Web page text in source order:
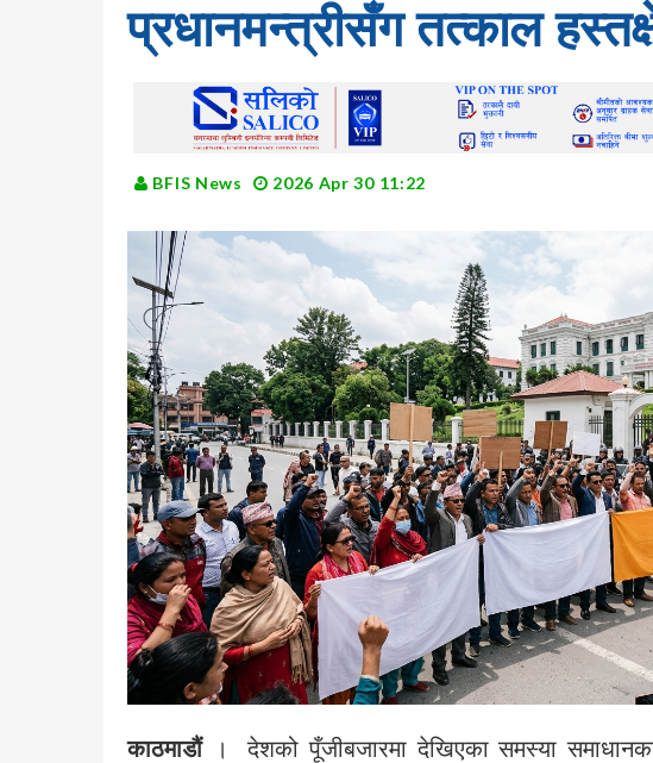
प्रधानमन्त्रीसँग तत्काल
BFIS News 2026 Apr 30 11:22
काठमाडौं। देशको पूँजीबजारमा देखिएका समस्या